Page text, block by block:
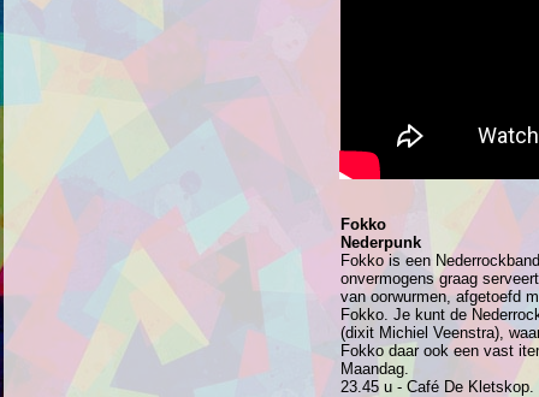
Fokko
Nederpunk
Fokko is een
onvermogens graag
van oorwurmen, afgetoefd
Fokko. Je kunt de
(dixit Michiel Veenstra),
Fokko daar ook een vast
Maandag.
23.45 u - Café De Kletskop.